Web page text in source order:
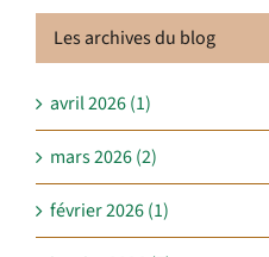
Les archives du blog
avril 2026 (1)
mars 2026 (2)
février 2026 (1)